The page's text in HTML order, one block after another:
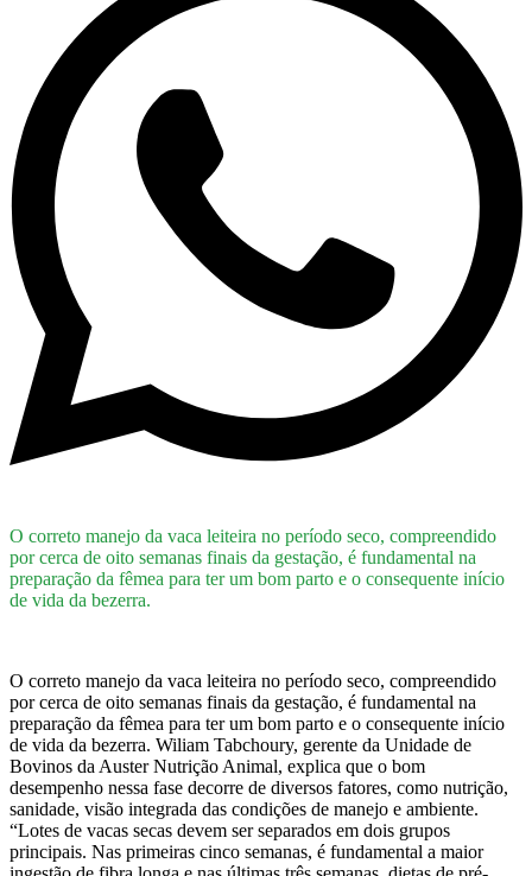
O correto manejo da vaca leiteira no período seco, compreendido
por cerca de oito semanas finais da gestação, é fundamental na
preparação da fêmea para ter um bom parto e o consequente início
de vida da bezerra.
O correto manejo da vaca leiteira no período seco, compreendido
por cerca de oito semanas finais da gestação, é fundamental na
preparação da fêmea para ter um bom parto e o consequente início
de vida da bezerra. Wiliam Tabchoury, gerente da Unidade de
Bovinos da Auster Nutrição Animal, explica que o bom
desempenho nessa fase decorre de diversos fatores, como nutrição,
sanidade, visão integrada das condições de manejo e ambiente.
“Lotes de vacas secas devem ser separados em dois grupos
principais. Nas primeiras cinco semanas, é fundamental a maior